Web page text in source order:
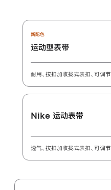
新配色
运动型表带
耐用、按扣加收拢式表扣、可调节
Nike 运动表带
透气、按扣加收拢式表扣、可调节